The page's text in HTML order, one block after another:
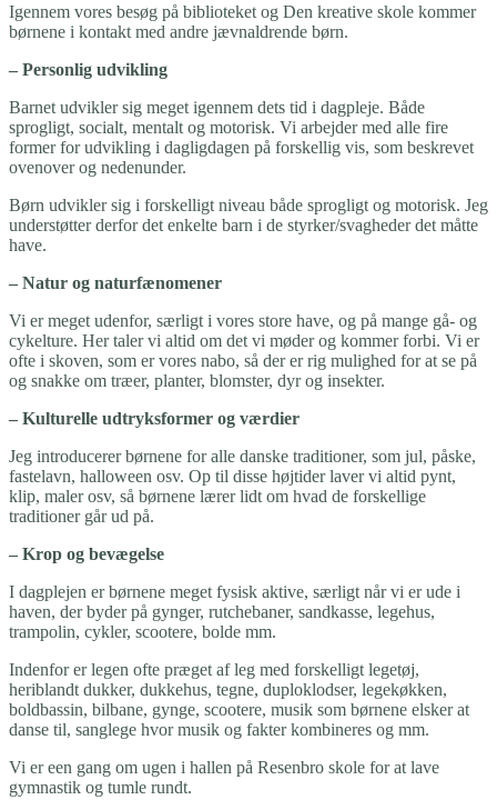
Igennem vores besøg på biblioteket og Den kreative skole kommer
børnene i kontakt med andre jævnaldrende børn.
– Personlig udvikling
Barnet udvikler sig meget igennem dets tid i dagpleje. Både
sprogligt, socialt, mentalt og motorisk. Vi arbejder med alle fire
former for udvikling i dagligdagen på forskellig vis, som beskrevet
ovenover og nedenunder.
Børn udvikler sig i forskelligt niveau både sprogligt og motorisk. Jeg
understøtter derfor det enkelte barn i de styrker/svagheder det måtte
have.
– Natur og naturfænomener
Vi er meget udenfor, særligt i vores store have, og på mange gå- og
cykelture. Her taler vi altid om det vi møder og kommer forbi. Vi er
ofte i skoven, som er vores nabo, så der er rig mulighed for at se på
og snakke om træer, planter, blomster, dyr og insekter.
– Kulturelle udtryksformer og værdier
Jeg introducerer børnene for alle danske traditioner, som jul, påske,
fastelavn, halloween osv. Op til disse højtider laver vi altid pynt,
klip, maler osv, så børnene lærer lidt om hvad de forskellige
traditioner går ud på.
– Krop og bevægelse
I dagplejen er børnene meget fysisk aktive, særligt når vi er ude i
haven, der byder på gynger, rutchebaner, sandkasse, legehus,
trampolin, cykler, scootere, bolde mm.
Indenfor er legen ofte præget af leg med forskelligt legetøj,
heriblandt dukker, dukkehus, tegne, duploklodser, legekøkken,
boldbassin, bilbane, gynge, scootere, musik som børnene elsker at
danse til, sanglege hvor musik og fakter kombineres og mm.
Vi er een gang om ugen i hallen på Resenbro skole for at lave
gymnastik og tumle rundt.